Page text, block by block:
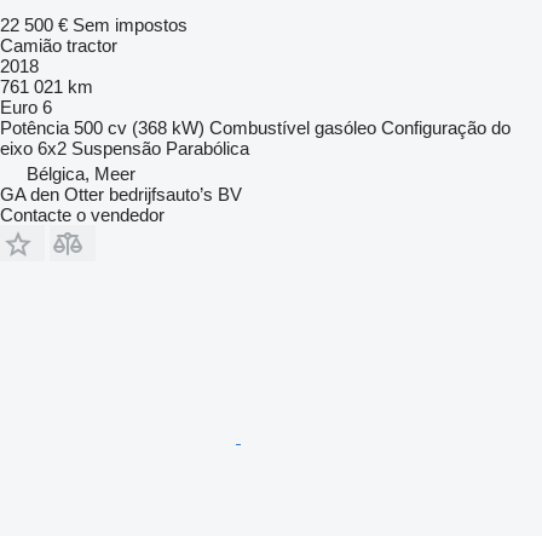
22 500 € Sem impostos
Camião tractor
2018
761 021 km
Euro 6
Potência 500 cv (368 kW) Combustível gasóleo Configuração do
eixo 6x2 Suspensão Parabólica
Bélgica, Meer
GA den Otter bedrijfsauto’s BV
Contacte o vendedor